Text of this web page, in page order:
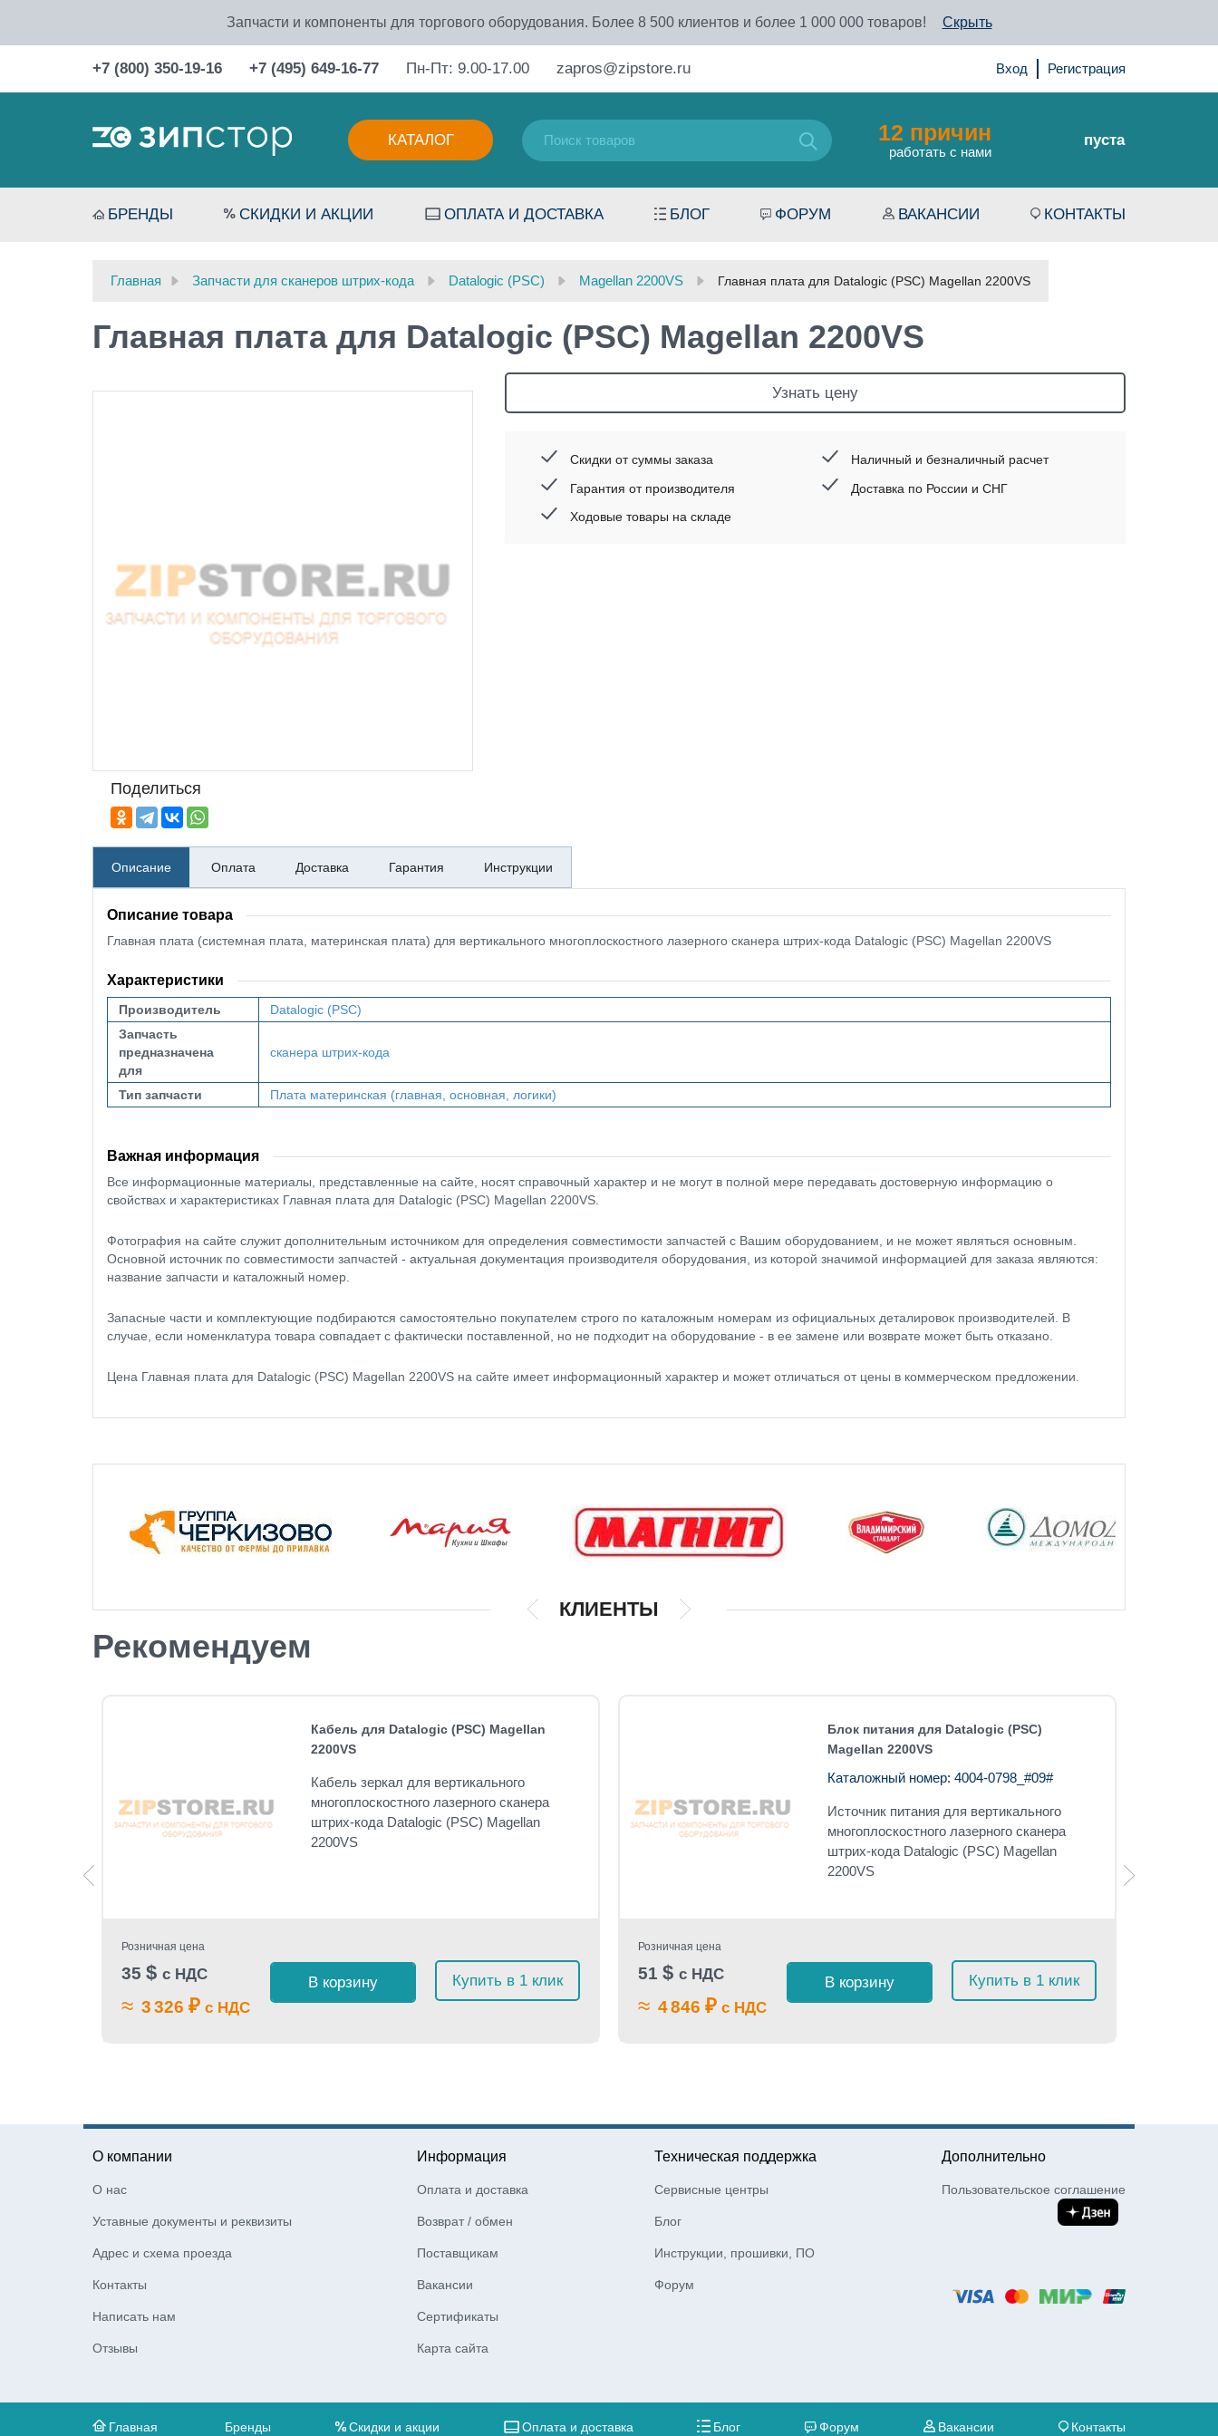
Запчасти и компоненты для торгового оборудования. Более 8 500 клиентов и более 1 000 000 товаров! Скрыть
+7 (800) 350-19-16 +7 (495) 649-16-77 Пн-Пт: 9.00-17.00 zapros@zipstore.ru Вход Регистрация
КАТАЛОГ 12 причин
работать с нами
пуста
БРЕНДЫ СКИДКИ И АКЦИИ ОПЛАТА И ДОСТАВКА БЛОГ ФОРУМ ВАКАНСИИ КОНТАКТЫ
Главная Запчасти для сканеров штрих-кода Datalogic (PSC) Magellan 2200VS Главная плата для Datalogic (PSC) Magellan 2200VS
Главная плата для Datalogic (PSC) Magellan 2200VS
Поделиться
Узнать цену
Скидки от суммы заказа
Гарантия от производителя
Ходовые товары на складе
Наличный и безналичный расчет
Доставка по России и СНГ
Описание Оплата Доставка Гарантия Инструкции
Описание товара
Главная плата (системная плата, материнская плата) для вертикального многоплоскостного лазерного сканера штрих-кода Datalogic (PSC) Magellan 2200VS
Характеристики
Производитель
Datalogic (PSC)
Запчасть
предназначена
для
сканера штрих-кода
Тип запчасти Плата материнская (главная, основная, логики)
Важная информация
Все информационные материалы, представленные на сайте, носят справочный характер и не могут в полной мере передавать достоверную информацию о
свойствах и характеристиках Главная плата для Datalogic (PSC) Magellan 2200VS.
Фотография на сайте служит дополнительным источником для определения совместимости запчастей с Вашим оборудованием, и не может являться основным.
Основной источник по совместимости запчастей - актуальная документация производителя оборудования, из которой значимой информацией для заказа являются:
название запчасти и каталожный номер.
Запасные части и комплектующие подбираются самостоятельно покупателем строго по каталожным номерам из официальных деталировок производителей. В
случае, если номенклатура товара совпадает с фактически поставленной, но не подходит на оборудование - в ее замене или возврате может быть отказано.
Цена Главная плата для Datalogic (PSC) Magellan 2200VS на сайте имеет информационный характер и может отличаться от цены в коммерческом предложении.
КЛИЕНТЫ
Рекомендуем
Кабель для Datalogic (PSC) Magellan
2200VS
Кабель зеркал для вертикального
многоплоскостного лазерного сканера
штрих-кода Datalogic (PSC) Magellan
2200VS
Розничная цена
35 $ с НДС
≈ 3 326 ₽ с НДС
В корзину Купить в 1 клик
Блок питания для Datalogic (PSC)
Magellan 2200VS
Каталожный номер: 4004-0798_#09#
Источник питания для вертикального
многоплоскостного лазерного сканера
штрих-кода Datalogic (PSC) Magellan
2200VS
Розничная цена
51 $ с НДС
≈ 4 846 ₽ с НДС
В корзину Купить в 1 клик
О компании
О нас
Уставные документы и реквизиты
Адрес и схема проезда
Контакты
Написать нам
Отзывы
Информация
Оплата и доставка
Возврат / обмен
Поставщикам
Вакансии
Сертификаты
Карта сайта
Техническая поддержка
Сервисные центры
Блог
Инструкции, прошивки, ПО
Форум
Дополнительно
Пользовательское соглашение
Главная Бренды Скидки и акции Оплата и доставка Блог Форум Вакансии Контакты